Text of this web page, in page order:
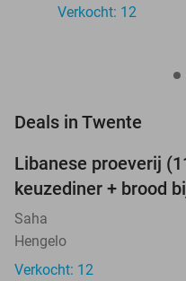
Verkocht: 12
Deals in Twente
TODAY
Libanese proeverij
keuzediner + brood
Saha
Hengelo
Verkocht: 12